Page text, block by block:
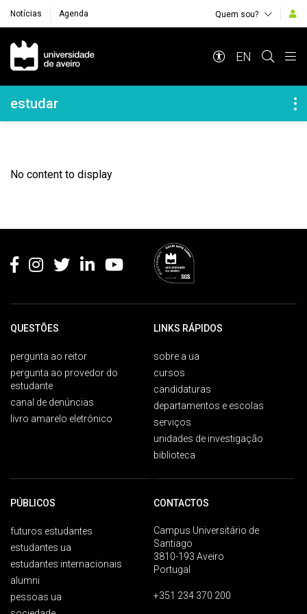
Notícias Agenda Quem sou?
Navegação Principal
EN
Navegação Lateral
estudar
No content to display
QUESTÕES
pergunta ao reitor
pergunta ao provedor do
estudante
canal de denúncias
livro amarelo eletrónico
LINKS RÁPIDOS
sobre a ua
cursos
candidaturas
departamentos e escolas
serviços
unidades de investigação
biblioteca
PÚBLICOS
futuros estudantes
estudantes ua
estudantes internacionais
alumni
pessoas ua
CONTACTOS
Campus Universitário de
Santiago
3810-193 Aveiro
Portugal
+351 234 370 200